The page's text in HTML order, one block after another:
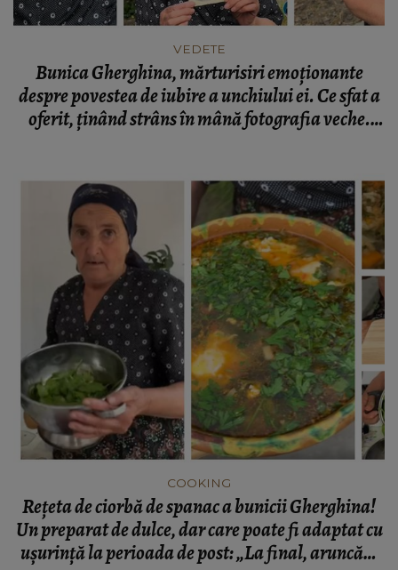
VEDETE
Bunica Gherghina, mărturisiri emoționante
despre povestea de iubire a unchiului ei. Ce sfat a
oferit, ținând strâns în mână fotografia veche.
COOKING
Rețeta de ciorbă de spanac a bunicii Gherghina!
Un preparat de dulce, dar care poate fi adaptat cu
ușurință la perioada de post: „La final, aruncăm